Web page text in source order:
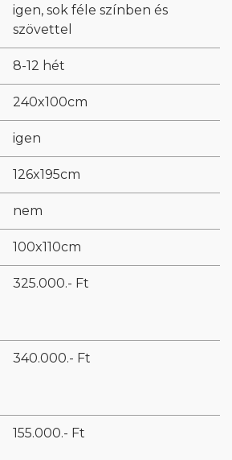
igen, sok féle színben és
szövettel
8-12 hét
240x100cm
igen
126x195cm
nem
100x110cm
325.000.- Ft
340.000.- Ft
155.000.- Ft